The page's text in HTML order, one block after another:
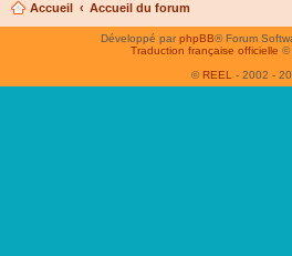
Accueil Accueil du forum
Développé parphpBB® Forum
Traduction française officielle ©
© REEL - 2002 -